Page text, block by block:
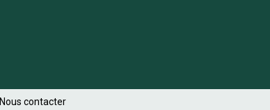
Nous contacter